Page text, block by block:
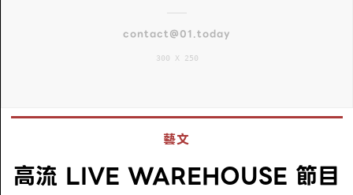
contact@01.today
300 X 250
藝文
高流 LIVE WAREHOUSE 節目